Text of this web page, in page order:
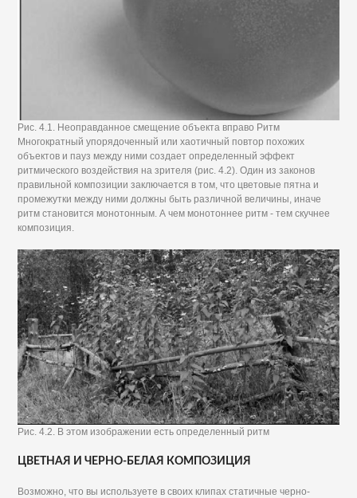
Рис. 4.1. Неоправданное смещение объекта вправо Ритм
Многократный упорядоченный или хаотичный повтор похожих
объектов и пауз между ними создает определенный эффект
ритмического воздействия на зрителя (рис. 4.2). Один из законов
правильной композиции заключается в том, что цветовые пятна и
промежутки между ними должны быть различной величины, иначе
ритм становится монотонным. А чем монотоннее ритм - тем скучнее
композиция.
Рис. 4.2. В этом изображении есть определенный ритм
ЦВЕТНАЯ И ЧЕРНО-БЕЛАЯ КОМПОЗИЦИЯ
Возможно, что вы используете в своих клипах статичные черно-